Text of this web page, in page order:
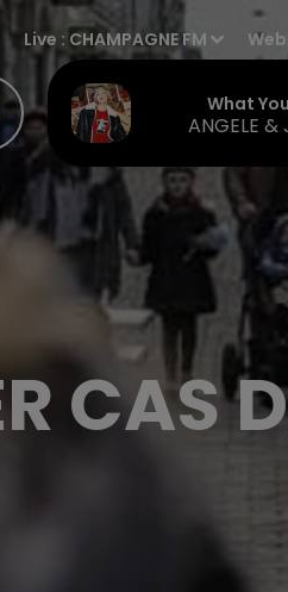
Live : CHAMPAGNE FM
What
ANGELE &
CAS